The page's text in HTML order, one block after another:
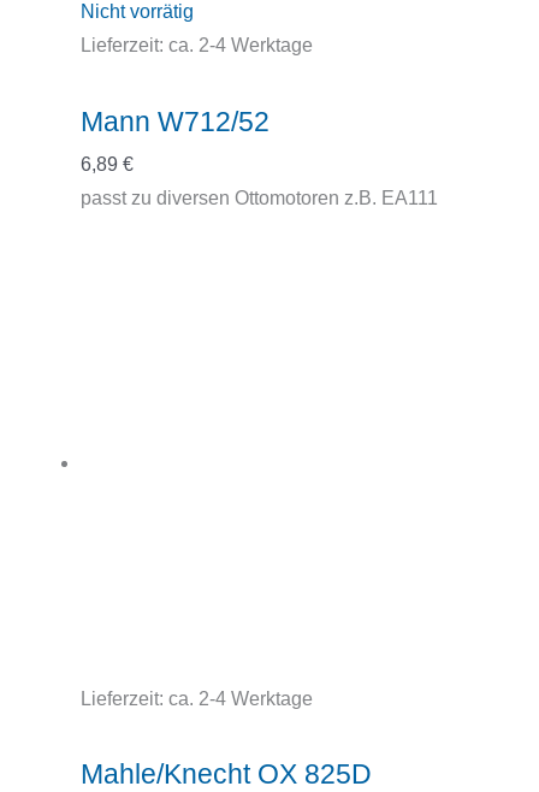
Nicht vorrätig
Lieferzeit: ca. 2-4 Werktage
Mann W712/52
6,89 €
passt zu diversen Ottomotoren z.B. EA111
Lieferzeit: ca. 2-4 Werktage
Mahle/Knecht OX 825D